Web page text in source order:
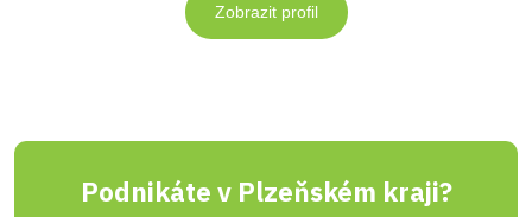
Zobrazit profil
Podnikáte v Plzeňském kraji?